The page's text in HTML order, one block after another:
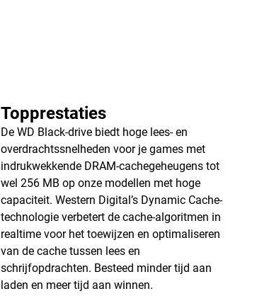
Topprestaties
De WD Black-drive biedt hoge lees- en
overdrachtssnelheden voor je games met
indrukwekkende DRAM-cachegeheugens tot
wel 256 MB op onze modellen met hoge
capaciteit. Western Digital’s Dynamic Cache-
technologie verbetert de cache-algoritmen in
realtime voor het toewijzen en optimaliseren
van de cache tussen lees en
schrijfopdrachten. Besteed minder tijd aan
laden en meer tijd aan winnen.